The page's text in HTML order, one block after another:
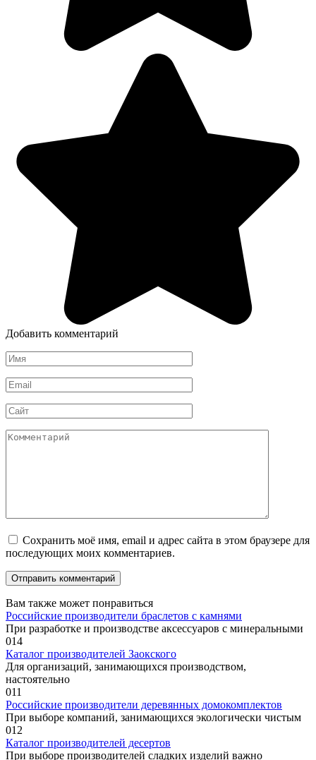
Добавить комментарий
Имя
*
Email
*
Сайт
Комментарий
Сохранить моё имя, email и адрес сайта в этом браузере для
последующих моих комментариев.
Вам также может понравиться
Российские производители браслетов с камнями
При разработке и производстве аксессуаров с минеральными
014
Каталог производителей Заокского
Для организаций, занимающихся производством,
настоятельно
011
Российские производители деревянных домокомплектов
При выборе компаний, занимающихся экологически чистым
012
Каталог производителей десертов
При выборе производителей сладких изделий важно